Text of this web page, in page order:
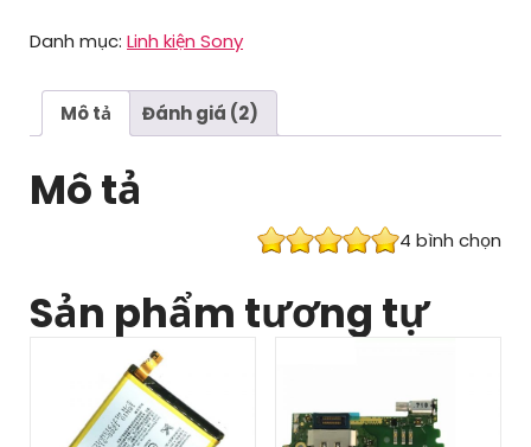
số
Danh mục: Linh kiện Sony
Mô tả Đánh giá (2)
Mô tả
4 bình chọn
Sản phẩm tương tự